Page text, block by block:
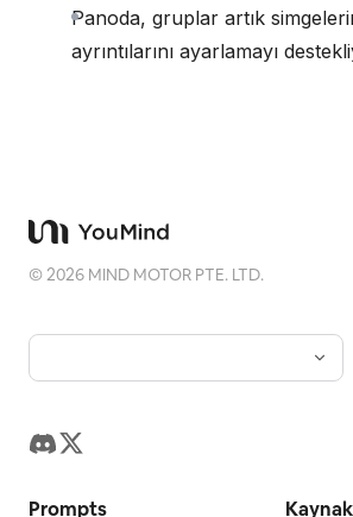
Panoda, gruplar artık
ayrıntılarını ayarlamayı
©2026 MIND MOTOR PTE. LTD.
Prompts